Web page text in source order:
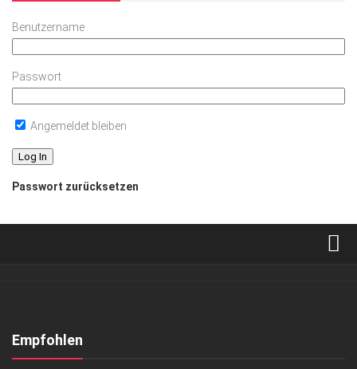
Benutzername
Passwort
Angemeldet bleiben
Passwort zurücksetzen
Kontakt, Impressum
Empfohlen